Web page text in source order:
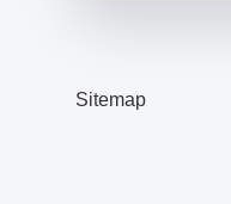
Sitemap